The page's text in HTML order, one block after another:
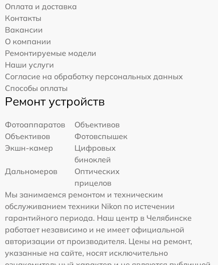
Оплата и доставка
Контакты
Вакансии
О компании
Ремонтируемые модели
Наши услуги
Согласие на обработку персональных данных
Способы оплаты
Ремонт устройств
Фотоаппаратов
Объективов
Объективов
Фотовспышек
Экшн-камер
Цифровых
биноклей
Дальномеров
Оптических
прицелов
Мы занимаемся ремонтом и техническим
обслуживанием техники Nikon по истечении
гарантийного периода. Наш центр в Челябинске
работает независимо и не имеет официальной
авторизации от производителя. Цены на ремонт,
указанные на сайте, носят исключительно